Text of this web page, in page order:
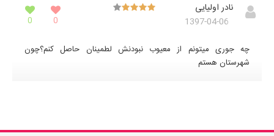
نادر اولیایی
1397-04-06
0
0
چه جوری میتونم از معیوب نبودنش لطمینان حاصل کنم؟چون
شهرستان هستم